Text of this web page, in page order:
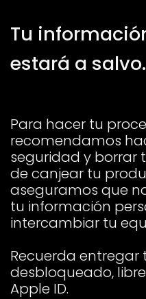
Tu
estará a salvo.
Para hacer tu
recomendamos
seguridad y borrar
de canjear tu
aseguramos que
tu información
intercambiar tu
Recuerda entregar
desbloqueado,
Apple ID.